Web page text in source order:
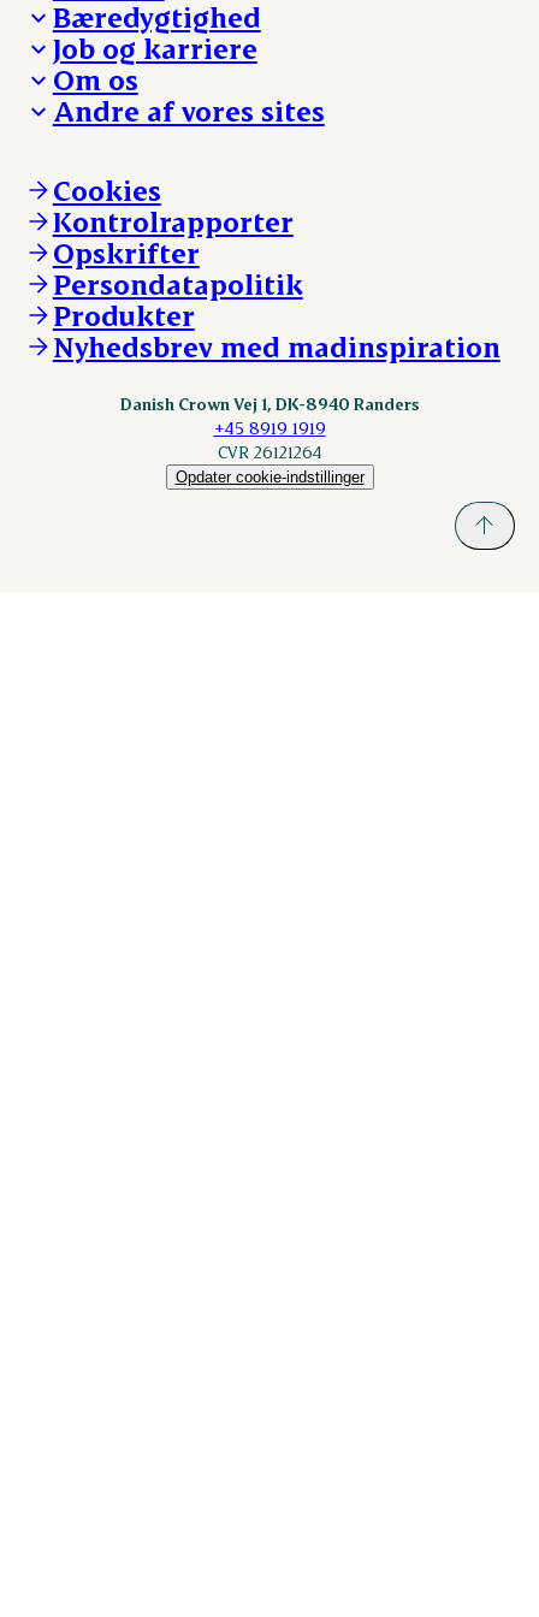
Besøg Danish Crown
Presse og nyheder
Reklamationer
Whistleblower
Øvrige henvendelser
Bæredygtighed
Fra jord til bord
Hverdagen
Ansvarlighed og nøgletal
Job og karriere
Arbejd med os
Ledige stillinger
Om os
Hvem er vi
Vores resultater
Vores lokationer
Kontakt
Andre af vores sites
Andelsejere - kreatur
Danishcrownprofessional.com
DAT-Schaub.com
ESS-FOOD.com
Fonden Dansk Gastronomi
KLS.se
nordicspoor.com
Scanhide.dk
Cookies
Kontrolrapporter
Opskrifter
Persondatapolitik
Produkter
Nyhedsbrev med madinspiration
Danish Crown Vej 1, DK-8940 Randers
+45 8919 1919
CVR 26121264
Opdater cookie-indstillinger